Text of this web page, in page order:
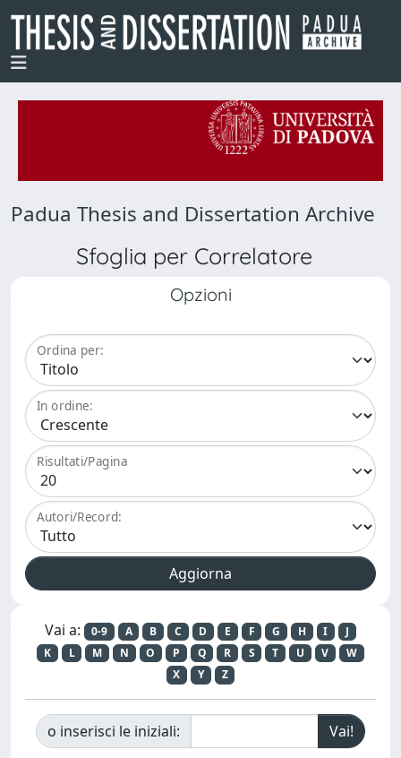
Padua Thesis and Dissertation Archive
Sfoglia per Correlatore
Opzioni
Ordina per:
In ordine:
Risultati/Pagina
Autori/Record:
Vai a: 0-9 A B C D E F G H I
J
K
L M N O P Q R S T U V
W
X
Y Z
o inserisci le iniziali: